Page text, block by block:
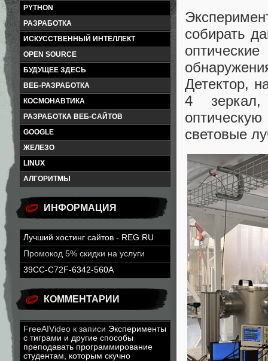
PYTHON
РАЗРАБОТКА
ИСКУССТВЕННЫЙ ИНТЕЛЛЕКТ
OPEN SOURCE
БУДУЩЕЕ ЗДЕСЬ
ВЕБ-РАЗРАБОТКА
КОСМОНАВТИКА
РАЗРАБОТКА ВЕБ-САЙТОВ
GOOGLE
ЖЕЛЕЗО
LINUX
АЛГОРИТМЫ
ИНФОРМАЦИЯ
Лучший хостинг сайтов - REG.RU
Промокод 5% скидки на услуги
39CC-C72F-6342-560A
КОММЕНТАРИИ
FreeAIVideo к записи Эксперименты
с тиграми и другие способы
преподавать программирование
студентам, которым скучно
собирать
Детектор,
4 зеркал,
световые